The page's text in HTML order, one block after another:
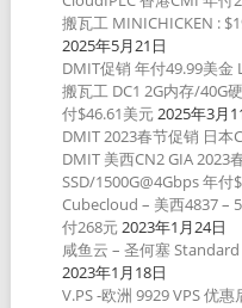
搬瓦工 MINICHICKEN :
2025年5月21日
DMIT促销 年付49.99美金
搬瓦工 DC1 2G内存/40G
付$46.61美元2025年3月
DMIT 2023春节促销 日本
DMIT 美西CN2 GIA 2023
SSD/1500G@4Gbps 年付
Cubecloud – 美西4837 –
付268元2023年1月24日
咸鱼云 – 圣何塞
2023年1月18日
V.PS -欧洲 9929 VPS 优